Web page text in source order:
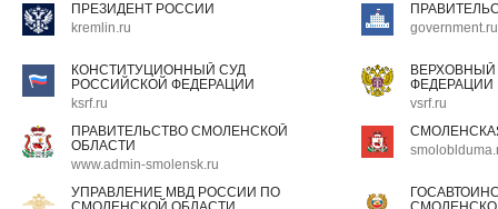
ПРЕЗИДЕНТ РОССИИ
kremlin.ru
government.ru
КОНСТИТУЦИОННЫЙ СУД
РОССИЙСКОЙ ФЕДЕРАЦИИ
ksrf.ru
ФЕДЕРАЦИИ
vsrf.ru
ПРАВИТЕЛЬСТВО СМОЛЕНСКОЙ
ОБЛАСТИ
www.admin-smolensk.ru
УПРАВЛЕНИЕ МВД РОССИИ ПО